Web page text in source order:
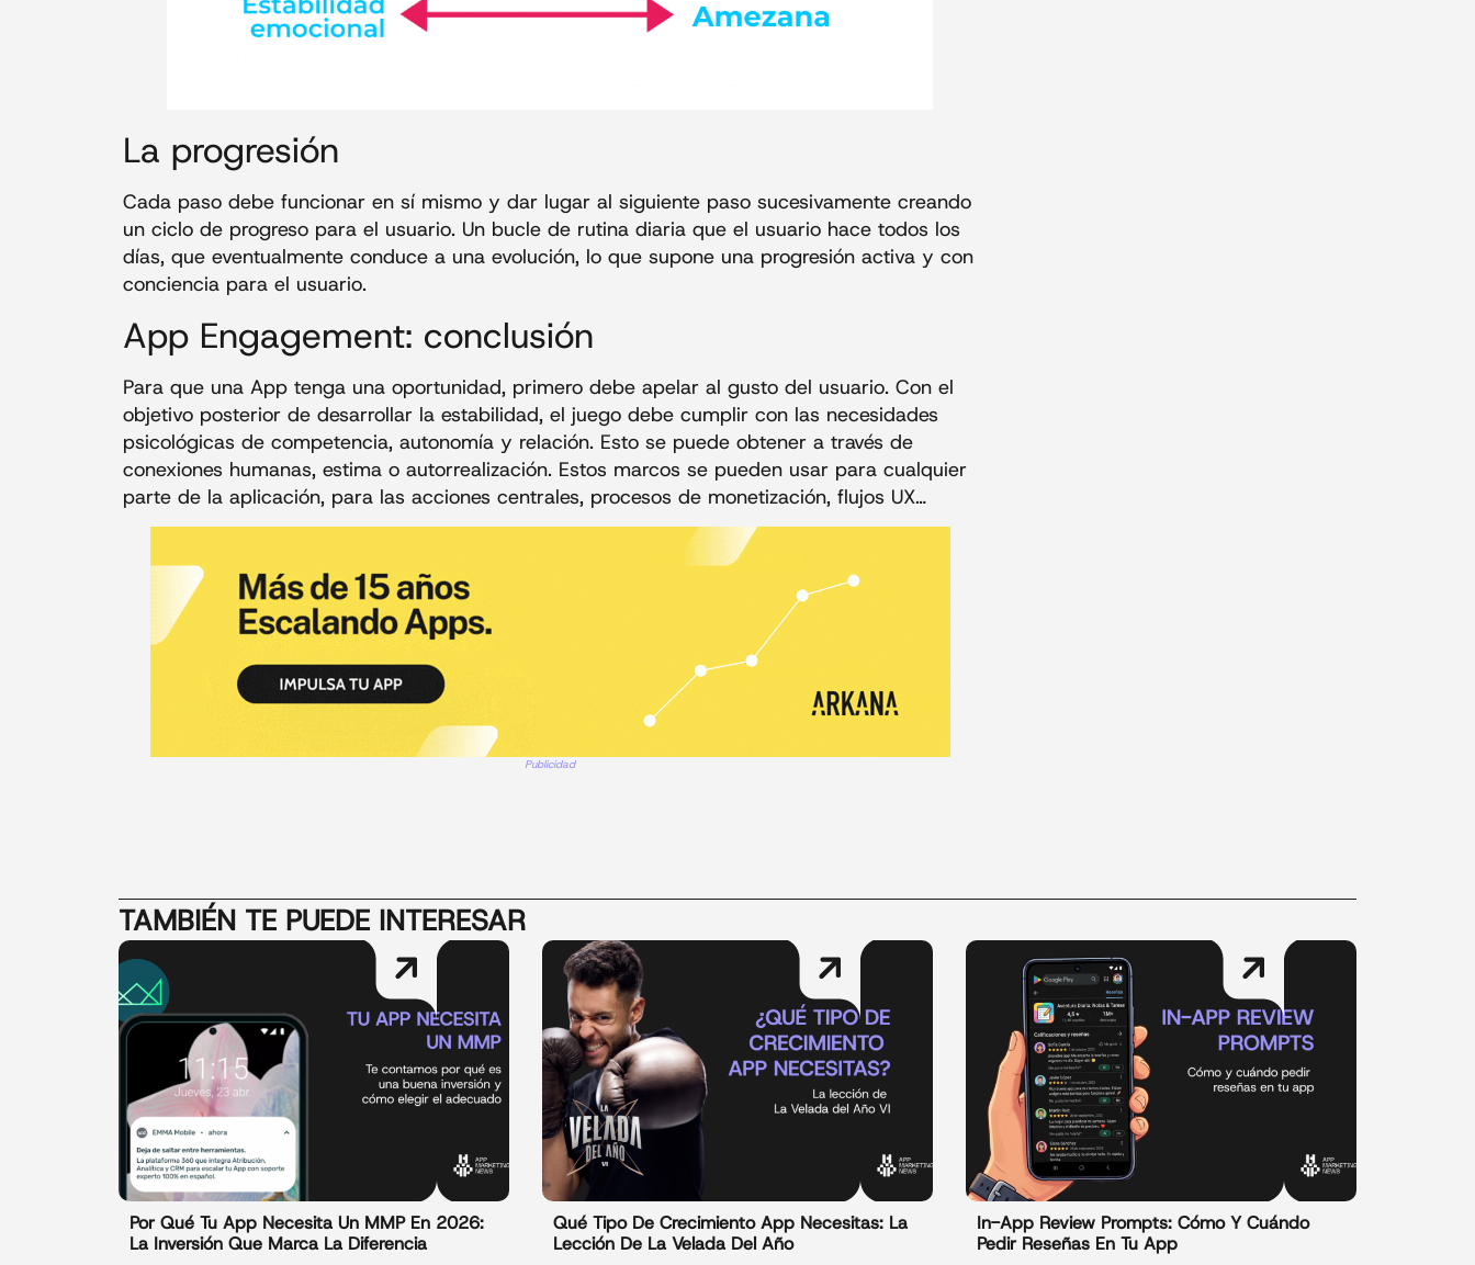
La progresión
Cada paso debe funcionar en sí mismo y dar lugar al siguiente paso sucesivamente creando
un ciclo de progreso para el usuario. Un bucle de rutina diaria que el usuario hace todos los
días, que eventualmente conduce a una evolución, lo que supone una progresión activa y con
conciencia para el usuario.
App Engagement: conclusión
Para que una App tenga una oportunidad, primero debe apelar al gusto del usuario. Con el
objetivo posterior de desarrollar la estabilidad, el juego debe cumplir con las necesidades
psicológicas de competencia, autonomía y relación. Esto se puede obtener a través de
conexiones humanas, estima o autorrealización. Estos marcos se pueden usar para cualquier
parte de la aplicación, para las acciones centrales, procesos de monetización, flujos UX…
Publicidad
TAMBIÉN TE PUEDE INTERESAR
Por Qué Tu App Necesita Un MMP En 2026:
La Inversión Que Marca La Diferencia
Qué Tipo De Crecimiento App Necesitas: La
Lección De La Velada Del Año
In-App Review Prompts: Cómo Y Cuándo
Pedir Reseñas En Tu App